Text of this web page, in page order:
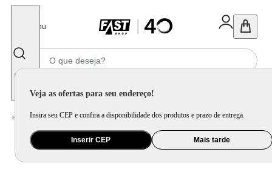
Menu
Veja as ofertas para seu endereço!
Insira seu CEP e confira a disponibilidade dos produtos e prazo de entrega.
Inserir CEP Mais tarde
Home Utilidade Doméstica Mesa / Mesa Posta